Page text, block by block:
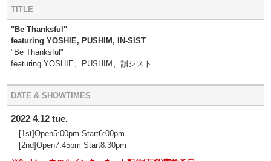
TITLE
"Be Thanksful"
featuring YOSHIE, PUSHIM, IN-SIST
"Be Thanksful"
featuring YOSHIE、PUSHIM、韻シスト
DATE & SHOWTIMES
2022 4.12 tue.
[1st]Open5:00pm Start6:00pm
[2nd]Open7:45pm Start8:30pm